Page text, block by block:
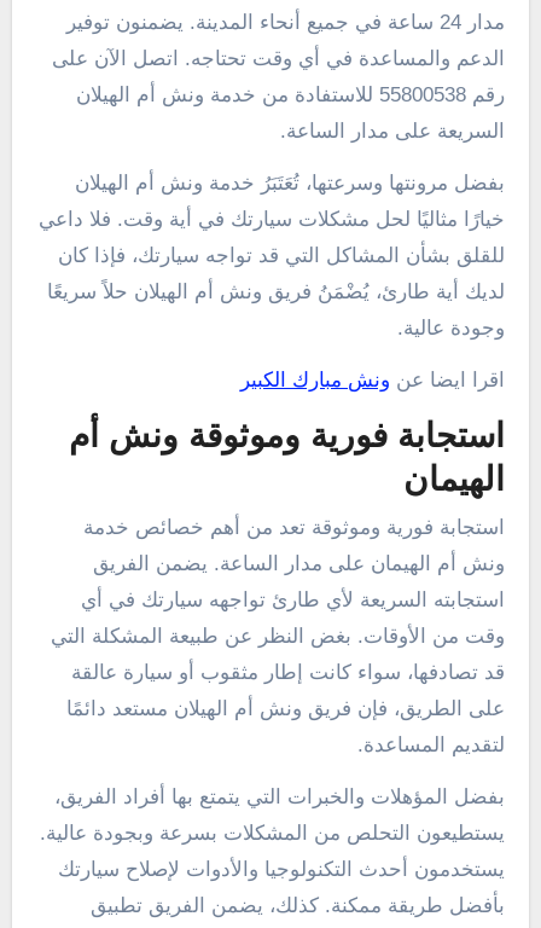
مدار 24 ساعة في جميع أنحاء المدينة. يضمنون توفير
الدعم والمساعدة في أي وقت تحتاجه. اتصل الآن على
رقم 55800538 للاستفادة من خدمة ونش أم الهيلان
السريعة على مدار الساعة.
بفضل مرونتها وسرعتها، تُعَتَبَرُ خدمة ونش أم الهيلان
خيارًا مثاليًا لحل مشكلات سيارتك في أية وقت. فلا داعي
للقلق بشأن المشاكل التي قد تواجه سيارتك، فإذا كان
لديك أية طارئ، يُضْمَنُ فريق ونش أم الهيلان حلاً سريعًا
وجودة عالية.
اقرا ايضا عن ونش مبارك الكبير
استجابة فورية وموثوقة ونش أم
الهيمان
استجابة فورية وموثوقة تعد من أهم خصائص خدمة
ونش أم الهيمان على مدار الساعة. يضمن الفريق
استجابته السريعة لأي طارئ تواجهه سيارتك في أي
وقت من الأوقات. بغض النظر عن طبيعة المشكلة التي
قد تصادفها، سواء كانت إطار مثقوب أو سيارة عالقة
على الطريق، فإن فريق ونش أم الهيلان مستعد دائمًا
لتقديم المساعدة.
بفضل المؤهلات والخبرات التي يتمتع بها أفراد الفريق،
يستطيعون التحلص من المشكلات بسرعة وبجودة عالية.
يستخدمون أحدث التكنولوجيا والأدوات لإصلاح سيارتك
بأفضل طريقة ممكنة. كذلك، يضمن الفريق تطبيق